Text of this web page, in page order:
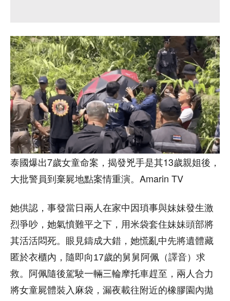
泰國爆出7歲女童命案，揭發兇手是其13歲親姐後，
大批警員到棄屍地點案情重演。Amarin TV
她供認，事發當日兩人在家中因瑣事與妹妹發生激
烈爭吵，她氣憤難平之下，用米袋套住妹妹頭部將
其活活悶死。眼見鑄成大錯，她慌亂中先將遺體藏
匿於衣櫃內，隨即向17歲的舅舅阿佩（譯音）求
救。阿佩隨後駕駛一輛三輪摩托車趕至，兩人合力
將女童屍體裝入麻袋，漏夜載往附近的橡膠園內拋